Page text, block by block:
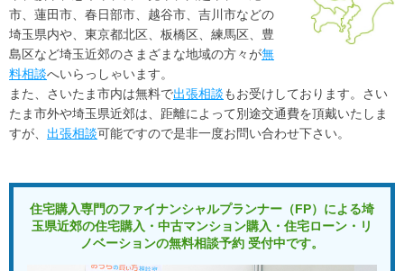
ファイナンシャルプランナー 紹介
初めてのお客様へ
ファイナンシャルプランナー
ご相談の流れ
ご相談者様の声
マンガで見る「おうちの買い方相談室 さいたま」
アクセス
市、蓮田市、春日部市、越谷市、吉川市などの
埼玉県内や、東京都北区、板橋区、練馬区、豊
島区など埼玉近郊のさまざまな地域の方々が無
料相談へいらっしゃいます。
また、さいたま市内は無料で出張相談もお受けしております。さい
たま市外や埼玉県近郊は、距離によって別途交通費を頂戴いたしま
すが、 出張相談可能ですので是非一度お問い合わせ下さい。
住宅購入専門のファイナンシャルプランナー（FP）による埼
玉県近郊の住宅購入・中古マンション購入・住宅ローン・リ
ノベーションの無料相談予約 受付中です。